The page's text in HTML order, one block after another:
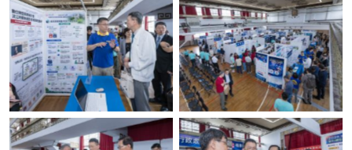
No Caption No Caption